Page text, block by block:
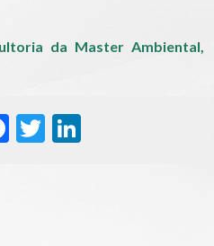
da Master Ambiental,
Facebook
Twitter